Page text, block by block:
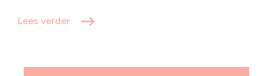
Lees verder